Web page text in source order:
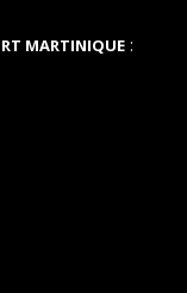
MARTINIQUE: